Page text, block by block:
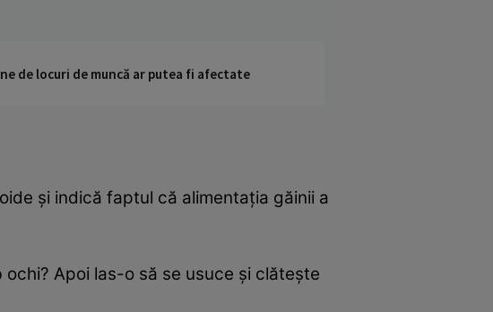
de locuri de muncă ar putea fi afectate
şi indică faptul că alimentaţia găinii a
Apoi las-o să se usuce şi clăteşte